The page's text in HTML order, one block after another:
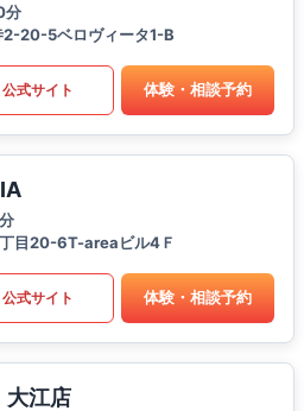
分
2-20-5ベロヴィータ1-B
公式サイト 体験・相談予約
目20-6T-areaビル4Ｆ
公式サイト 体験・相談予約
大江店